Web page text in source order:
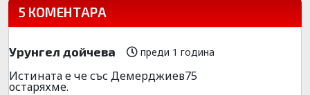
5 КОМЕНТАРА
Урунгел дойчева преди 1 година
Истината е че със Демерджиев75
остаряхме.